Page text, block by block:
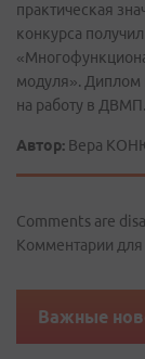
практическая
конкурса
модуля». Диплом
на работу в ДВМП.
Автор: Вера
Comments are
Комментарии для
Важные